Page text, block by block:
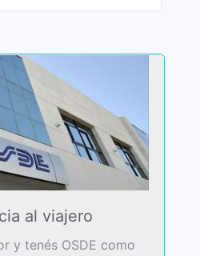
al viajero
y tenés OSDE como